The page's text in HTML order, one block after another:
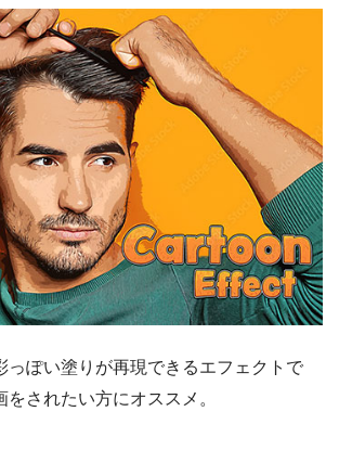
っぽい塗りが再現できるエフェクトで
されたい方にオススメ。